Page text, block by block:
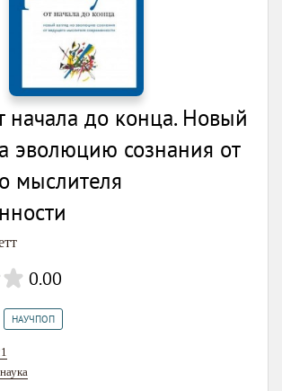
начала до конца. Новый
эволюцию сознания от
мыслителя
0.00
НАУЧПОП